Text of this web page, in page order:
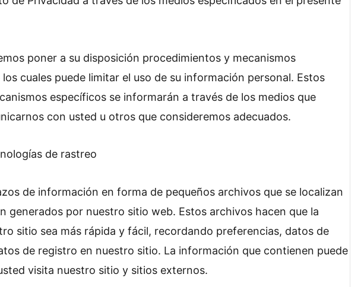
poner a su disposición procedimientos y mecanismos
cuales puede limitar el uso de su información personal. Estos
específicos se informarán a través de los medios que
con usted u otros que consideremos adecuados.
de rastreo
de información en forma de pequeños archivos que se localizan
generados por nuestro sitio web. Estos archivos hacen que la
sitio sea más rápida y fácil, recordando preferencias, datos de
de registro en nuestro sitio. La información que contienen puede
visita nuestro sitio y sitios externos.